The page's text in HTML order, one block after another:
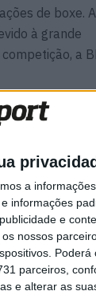
a
informações
e
nossos
parceiros,
e alterar as
de boxe. A
à grande
a